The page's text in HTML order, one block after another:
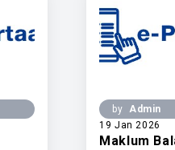
by Admin
19 Jan 2026
Maklum